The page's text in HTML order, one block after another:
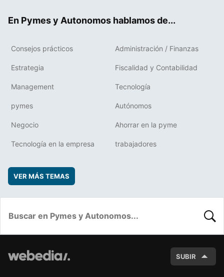
En Pymes y Autonomos hablamos de...
Consejos prácticos Administración / Finanzas
Estrategia Fiscalidad y Contabilidad
Management Tecnología
pymes Autónomos
Negocio Ahorrar en la pyme
Tecnología en la empresa trabajadores
VER MÁS TEMAS
SUBIR